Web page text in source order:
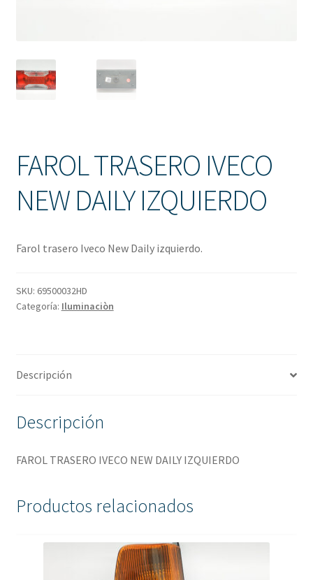
Sucursales
FAROL TRASERO IVECO
NEW DAILY IZQUIERDO
Farol trasero Iveco New Daily izquierdo.
SKU: 69500032HD
Categoría: Iluminaciòn
Descripción
Descripción
FAROL TRASERO IVECO NEW DAILY IZQUIERDO
Productos relacionados